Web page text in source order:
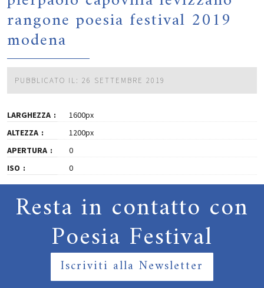
rangone poesia festival 2019
modena
PUBBLICATO IL: 26 SETTEMBRE 2019
LARGHEZZA
1600px
ALTEZZA
1200px
APERTURA
0
ISO
0
Resta in contatto con
Poesia Festival
Iscriviti alla Newsletter